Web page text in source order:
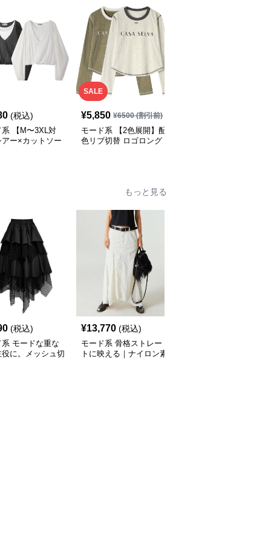
(税込)
系 【M〜3XL対
アー×カットソー
SALE
¥5,850 ¥6500(割引前)
モード系 【2色展開】配
色リブ切替 ロゴロング
もっと見る
(税込)
系 モードな重な
役に。メッシュ切
¥13,770 (税込)
モード系 骨格ストレー
トに映える｜ナイロン素